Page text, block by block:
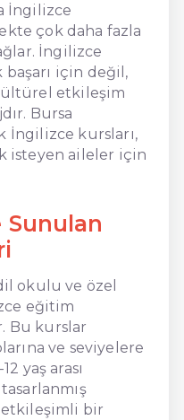
İngilizce
çok daha fazla
İngilizce
başarı için değil,
etkileşim
Bursa
İngilizce kursları,
isteyen aileler için
Sunulan
okulu ve özel
eğitim
Bu kurslar
ve seviyelere
yaş arası
etkileşimli bir